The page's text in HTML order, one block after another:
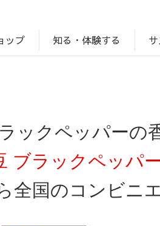
ップ 知る・体験する
ックペッパーの
ブラックペッパー
全国のコンビニ